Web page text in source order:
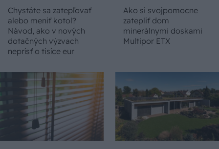
Chystáte sa zatepľovať
alebo meniť kotol?
Návod, ako v nových
dotačných výzvach
neprísť o tisíce eur
Ako si svojpomocne
zatepliť dom
minerálnymi doskami
Multipor ETX